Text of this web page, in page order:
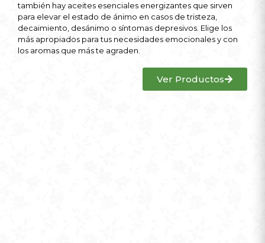
también hay aceites esenciales energizantes que sirven
para elevar el estado de ánimo en casos de tristeza,
decaimiento, desánimo o síntomas depresivos. Elige los
más apropiados para tus necesidades emocionales y con
los aromas que más te agraden.
Ver Productos